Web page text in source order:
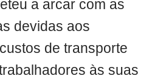
a arcar com as
devidas aos
de transporte
às suas